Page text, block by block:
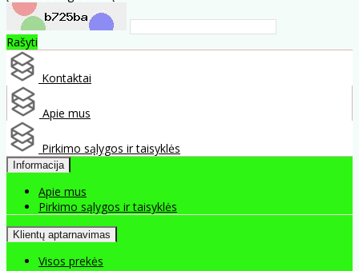
Rašyti
Kontaktai
Apie mus
Pirkimo sąlygos ir taisyklės
Informacija
Apie mus
Pirkimo sąlygos ir taisyklės
Klientų aptarnavimas
Visos prekės